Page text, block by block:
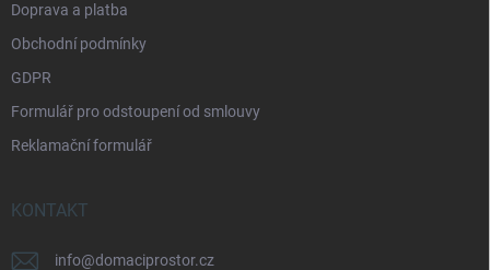
Doprava a platba
Obchodní podmínky
GDPR
Formulář pro odstoupení od smlouvy
Reklamační formulář
KONTAKT
info@domaciprostor.cz